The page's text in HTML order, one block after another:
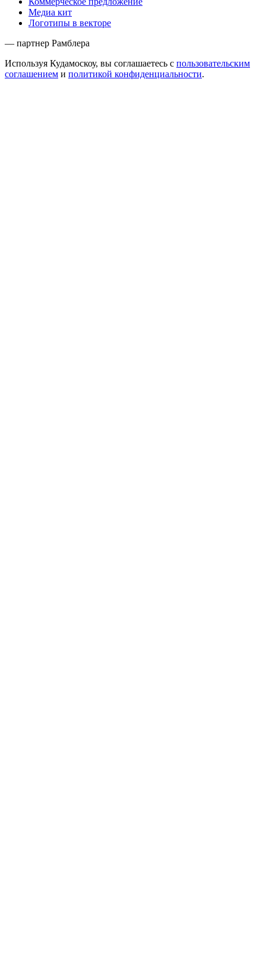
Медиа кит
Логотипы в векторе
— партнер Рамблера
Используя Кудамоскоу, вы соглашаетесь с пользовательским
соглашением и политикой конфиденциальности.